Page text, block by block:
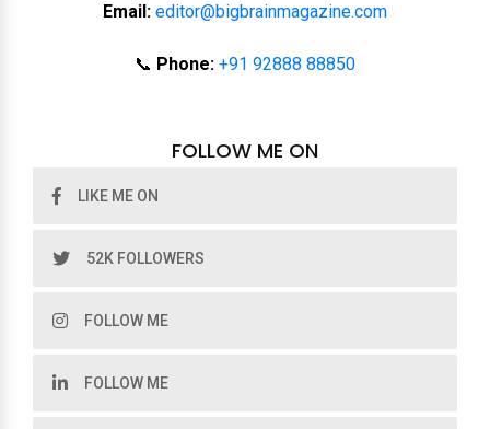
Email: editor@bigbrainmagazine.com
📞 Phone: +91 92888 88850
FOLLOW ME ON
LIKE ME ON
52K FOLLOWERS
FOLLOW ME
FOLLOW ME